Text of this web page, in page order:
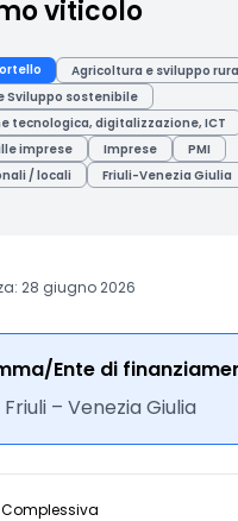
viticolo
Agricoltura e sviluppo
Sviluppo sostenibile
tecnologica, digitalizzazione, ICT
imprese
Imprese
PMI
/ locali
Friuli-Venezia Giulia
28 giugno 2026
Ente di
– Venezia Giulia